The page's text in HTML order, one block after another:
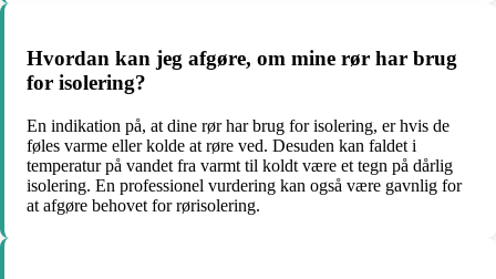
Hvordan kan jeg afgøre, om mine rør har brug
for isolering?
En indikation på, at dine rør har brug for isolering, er hvis de
føles varme eller kolde at røre ved. Desuden kan faldet i
temperatur på vandet fra varmt til koldt være et tegn på dårlig
isolering. En professionel vurdering kan også være gavnlig for
at afgøre behovet for rørisolering.